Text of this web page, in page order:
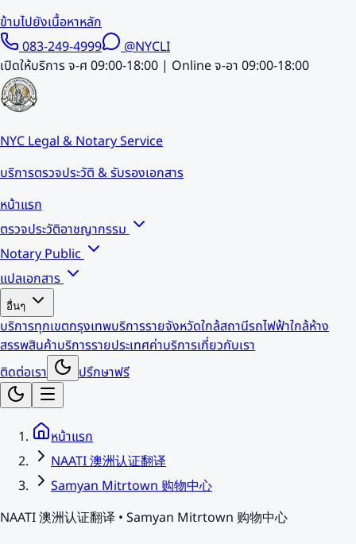
ข้ามไปยังเนื้อหาหลัก
083-249-4999
@NYCLI
เปิดให้บริการ จ-ศ 09:00-18:00 | Online จ-อา 09:00-18:00
NYC Legal & Notary Service
บริการตรวจประวัติ & รับรองเอกสาร
หน้าแรก
ตรวจประวัติอาชญากรรม
Notary Public
แปลเอกสาร
อื่นๆ
บริการทุกเขตกรุงเทพบริการรายจังหวัดใกล้สถานีรถไฟฟ้าใกล้ห้าง
สรรพสินค้าบริการรายประเทศค่าบริการเกี่ยวกับเรา
ติดต่อเรา
ปรึกษาฟรี
หน้าแรก
NAATI 澳洲认证翻译
Samyan Mitrtown 购物中心
NAATI 澳洲认证翻译 • Samyan Mitrtown 购物中心